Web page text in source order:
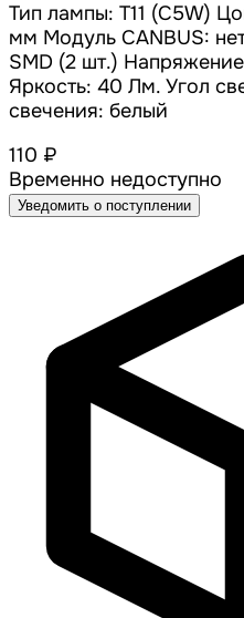
Тип лампы: T11 (C5W)
мм Модуль CANBUS:
SMD (2 шт.)
Яркость: 40 Лм. Угол
свечения: белый
110 ₽
Временно недоступно
Уведомить о поступлении